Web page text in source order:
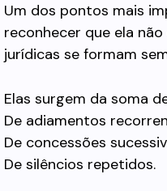
Um dos pontos mais
reconhecer que ela
jurídicas se formam
Elas surgem da soma
De adiamentos
De concessões
De silêncios repetidos.